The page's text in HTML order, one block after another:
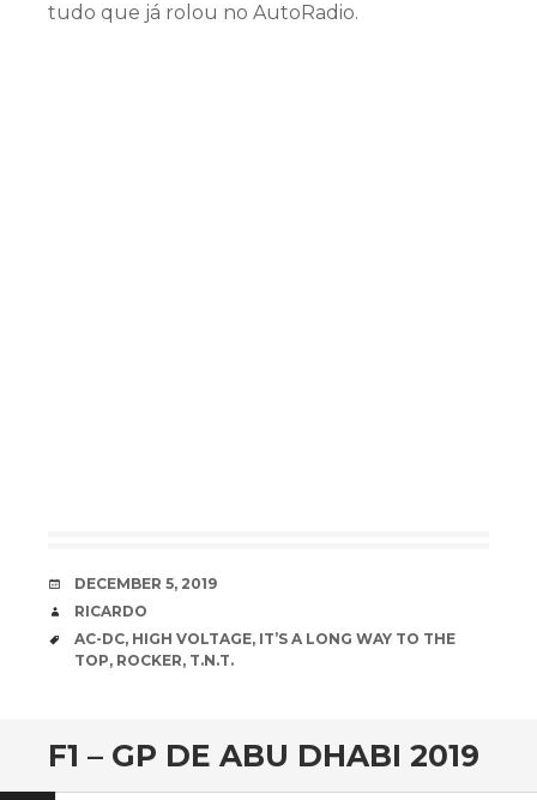
tudo que já rolou no AutoRadio.
DATE
DECEMBER 5, 2019
AUTHOR
RICARDO
TAGS
AC-DC, HIGH VOLTAGE, IT’S A LONG WAY TO THE
TOP, ROCKER, T.N.T.
F1 – GP DE ABU DHABI 2019